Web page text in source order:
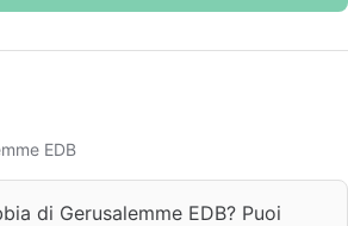
EDB
di Gerusalemme EDB? Puoi